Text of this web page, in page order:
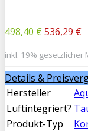
498,40 € 536,29 €
inkl. 19% gesetzlicher
Details &
Hersteller
Luftintegriert?
Produkt-Typ